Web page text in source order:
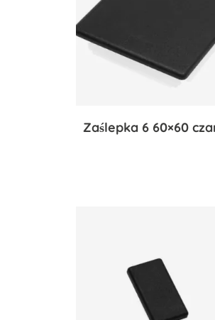
Zaślepka 6 60×60